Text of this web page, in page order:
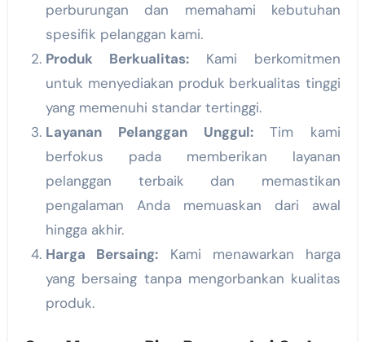
perburungan dan memahami kebutuhan
spesifik pelanggan kami.
Produk Berkualitas:Kami berkomitmen
untuk menyediakan produk berkualitas tinggi
yang memenuhi standar tertinggi.
Layanan Pelanggan Unggul:Tim kami
berfokus pada memberikan layanan
pelanggan terbaik dan memastikan
pengalaman Anda memuaskan dari awal
hingga akhir.
Harga Bersaing: Kami menawarkan harga
yang bersaing tanpa mengorbankan kualitas
produk.